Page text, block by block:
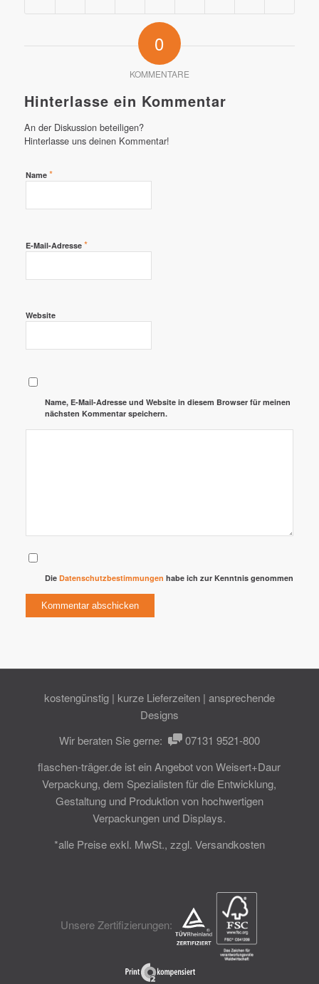
0
KOMMENTARE
Hinterlasse ein Kommentar
An der Diskussion beteiligen?
Hinterlasse uns deinen Kommentar!
Name *
E-Mail-Adresse *
Website
Name, E-Mail-Adresse und Website in diesem Browser für meinen
nächsten Kommentar speichern.
DieDatenschutzbestimmungen habe ich zur Kenntnis genommen
kostengünstig | kurze Lieferzeiten | ansprechende
Designs
Wir beraten Sie gerne:
07131 9521-800
flaschen-träger.de ist ein Angebot vonWeisert+Daur
Verpackung, dem Spezialisten für die Entwicklung,
Gestaltung und Produktion von hochwertigen
Verpackungen und Displays.
*alle Preise exkl. MwSt., zzgl. Versandkosten
Unsere Zertifizierungen: